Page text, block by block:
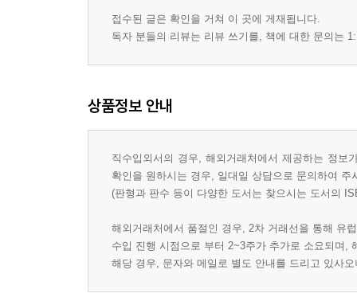
접수된 글은 확인을 거쳐 이 곳에 게재됩니다.
독자 분들의 리뷰는 리뷰 쓰기를, 책에 대한 문의는
상품정보 안내
직수입외서의 경우, 해외거래처에서 제공하는 정
확인을 원하시는 경우, 일대일 상담으로 문의하여 주
(판형과 판수 등이 다양한 도서는 찾으시는 도서의
해외거래처에서 품절인 경우, 2차 거래선을 통해 유
수입 진행 시점으로 부터 2~3주가 추가로 소요되며,
해당 경우, 문자와 메일로 별도 안내를 드리고 있사